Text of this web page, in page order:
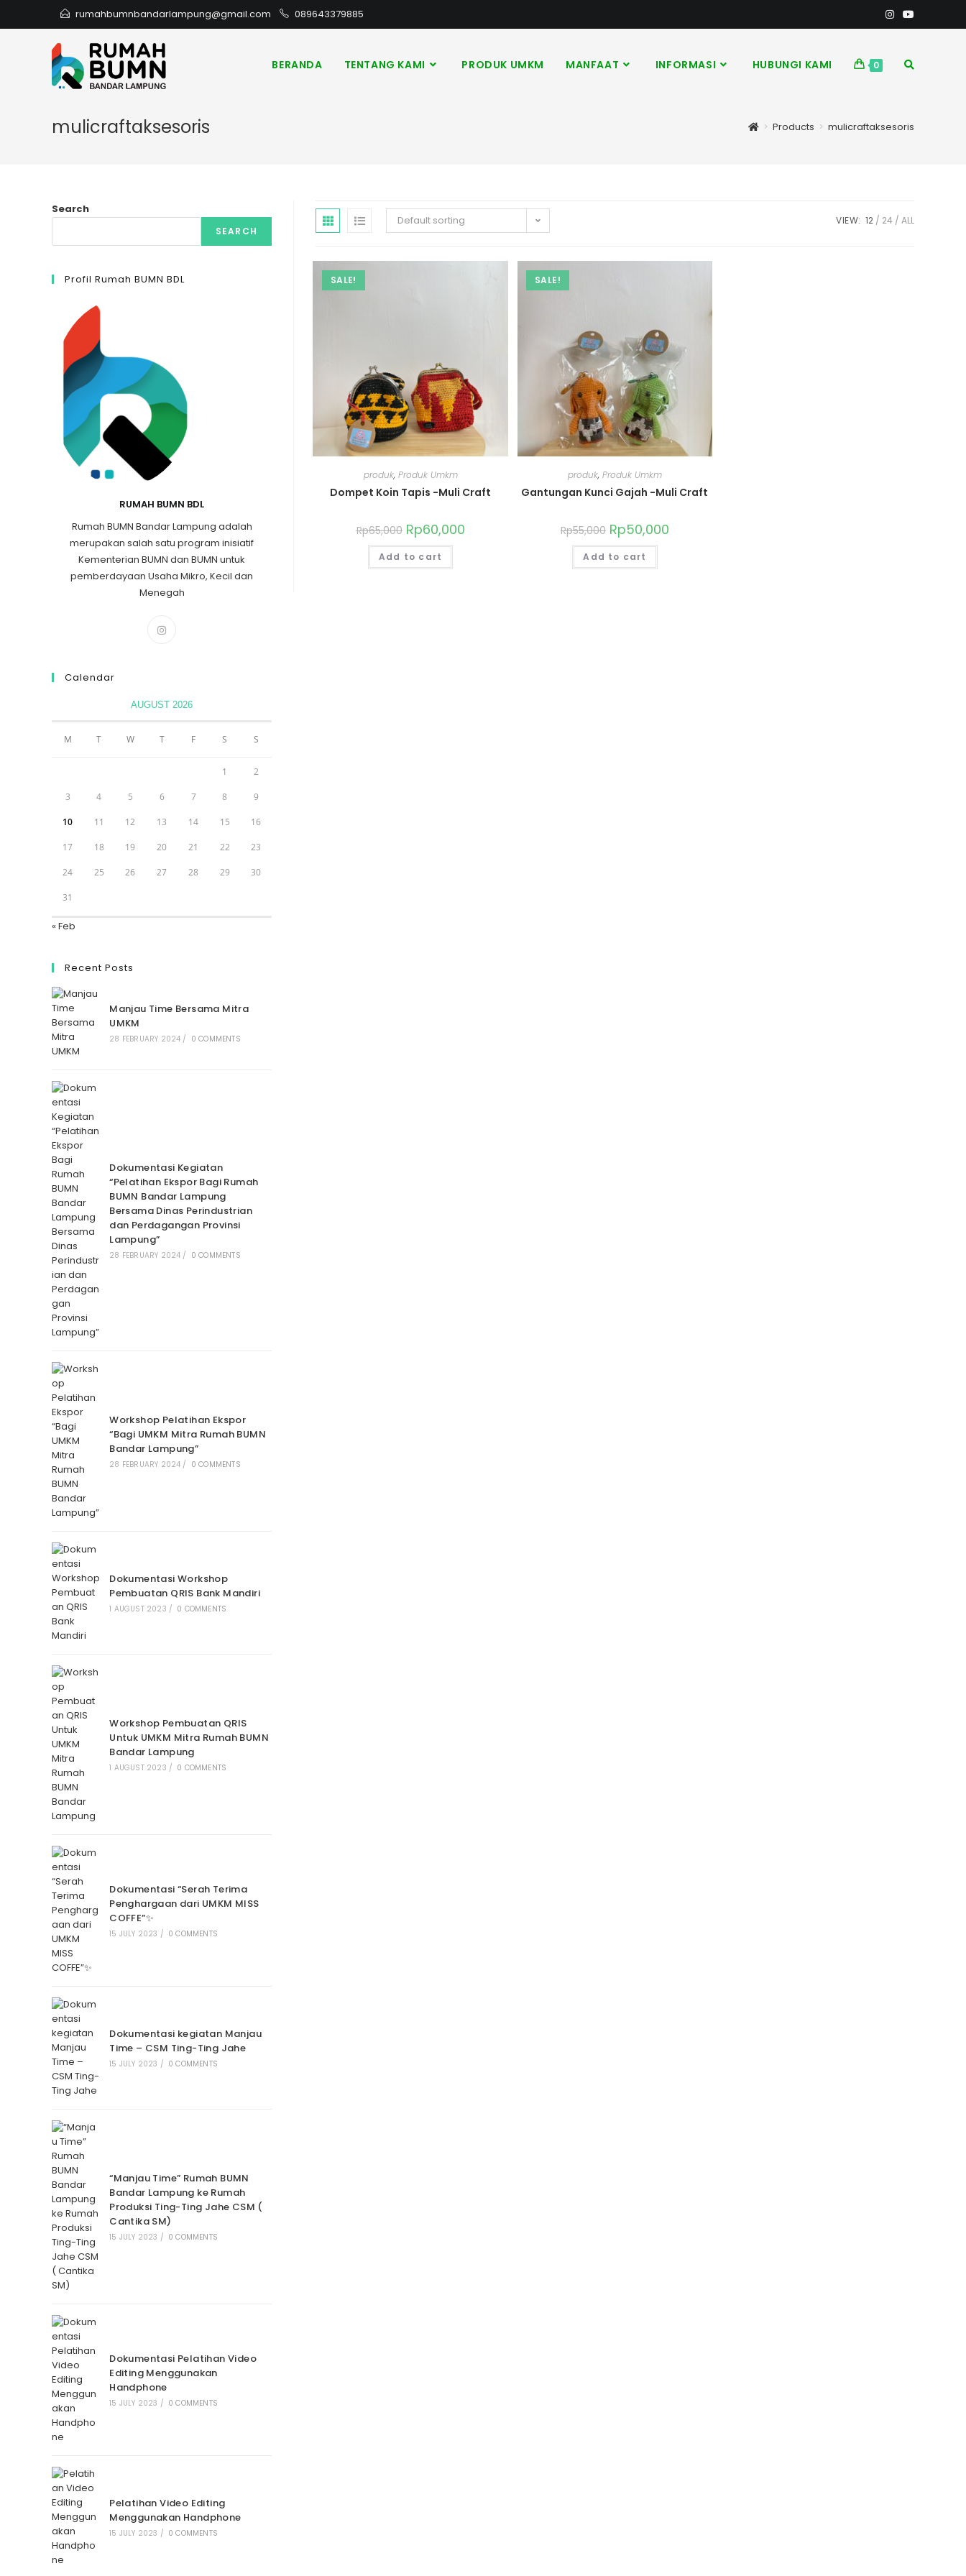
rumahbumnbandarlampung@gmail.com 089643379885
BERANDA TENTANG KAMI PRODUK UMKM MANFAAT INFORMASI HUBUNGI KAMI 0
mulicraftaksesoris > Products > mulicraftaksesoris
Default sorting VIEW: 12 24 ALL
SALE!
produk, Produk Umkm
Dompet Koin Tapis -Muli Craft
Rp65,000 Rp60,000
Add to cart
SALE!
produk, Produk Umkm
Gantungan Kunci Gajah -Muli Craft
Rp55,000 Rp50,000
Add to cart
Search
SEARCH
Profil Rumah BUMN BDL
RUMAH BUMN BDL
Rumah BUMN Bandar Lampung adalah
merupakan salah satu program inisiatif
Kementerian BUMN dan BUMN untuk
pemberdayaan Usaha Mikro, Kecil dan
Menegah
Calendar
AUGUST 2026
M T W T F S S
1 2
3 4 5 6 7 8 9
10 11 12 13 14 15 16
17 18 19 20 21 22 23
24 25 26 27 28 29 30
31
« Feb
Recent Posts
Manjau Time Bersama Mitra
UMKM
28 FEBRUARY 2024 / 0 COMMENTS
Dokumentasi Kegiatan
“Pelatihan Ekspor Bagi Rumah
BUMN Bandar Lampung
Bersama Dinas Perindustrian
dan Perdagangan Provinsi
Lampung”
28 FEBRUARY 2024 / 0 COMMENTS
Workshop Pelatihan Ekspor
“Bagi UMKM Mitra Rumah BUMN
Bandar Lampung”
28 FEBRUARY 2024 / 0 COMMENTS
Dokumentasi Workshop
Pembuatan QRIS Bank Mandiri
1 AUGUST 2023 / 0 COMMENTS
Workshop Pembuatan QRIS
Untuk UMKM Mitra Rumah BUMN
Bandar Lampung
1 AUGUST 2023 / 0 COMMENTS
Dokumentasi “Serah Terima
Penghargaan dari UMKM MISS
COFFE”✨
15 JULY 2023 / 0 COMMENTS
Dokumentasi kegiatan Manjau
Time – CSM Ting-Ting Jahe
15 JULY 2023 / 0 COMMENTS
“Manjau Time” Rumah BUMN
Bandar Lampung ke Rumah
Produksi Ting-Ting Jahe CSM (
Cantika SM)
15 JULY 2023 / 0 COMMENTS
Dokumentasi Pelatihan Video
Editing Menggunakan
Handphone
15 JULY 2023 / 0 COMMENTS
Pelatihan Video Editing
Menggunakan Handphone
15 JULY 2023 / 0 COMMENTS